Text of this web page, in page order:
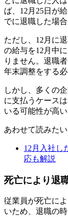
ば、12月25日が
でに退職した場
ただし、12月に
の給与を12月中
りません。退職
年末調整をする必
しかし、多くの
に支払うケース
いる可能性が高い
あわせて読みたい
12月入社し
応も解説
死亡により退
従業員が死亡に
いため、退職の